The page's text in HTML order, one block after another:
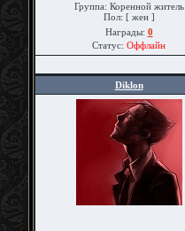
Группа: Коренной житель
Пол: [ жен ]
Награды: 0
Статус: Оффлайн
Diklon